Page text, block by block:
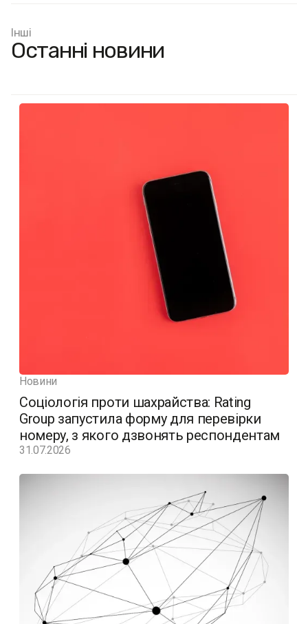
Інші
Останні новини
Новини
Соціологія проти шахрайства: Rating
Group запустила форму для перевірки
номеру, з якого дзвонять респондентам
31.07.2026